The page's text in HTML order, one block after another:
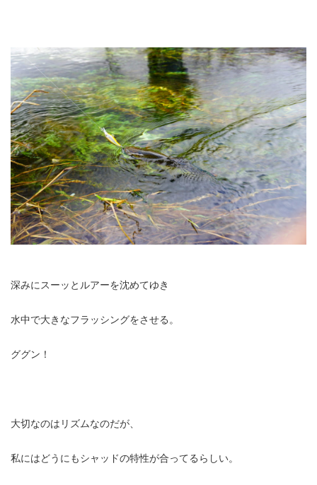
深みにスーッとルアーを沈めてゆき
水中で大きなフラッシングをさせる。
ググン！
大切なのはリズムなのだが、
私にはどうにもシャッドの特性が合ってるらしい。